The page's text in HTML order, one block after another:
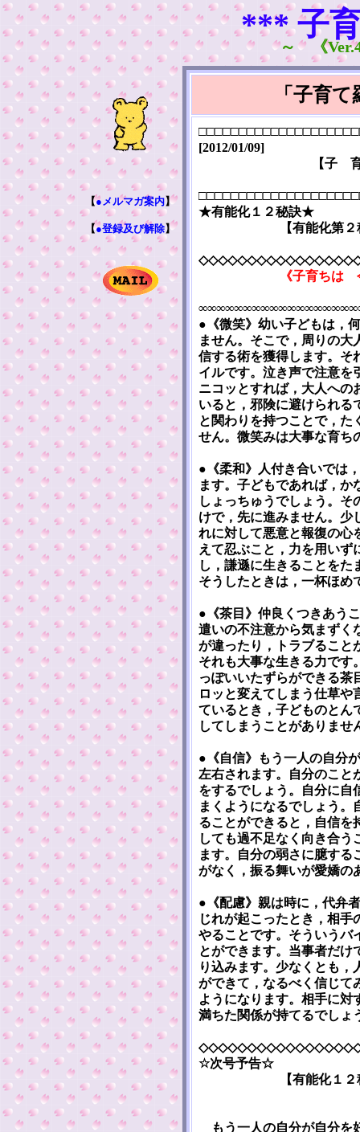
*** 子
～ 《
【●メルマガ案内】
【●登録及び解除】
「子育
[2012/01/09]
【子
★有能化１２秘訣★
【有能化第
《子育ちは
●《微笑》幼い子どもは，
ません。そこで，周りの大
信する術を獲得します。そ
イルです。泣き声で注意を
ニコッとすれば，大人への
いると，邪険に避けられる
と関わりを持つことで，た
せん。微笑みは大事な育ち
●《柔和》人付き合いでは
ます。子どもであれば，か
しょっちゅうでしょう。そ
けで，先に進みません。少
れに対して悪意と報復の心
えて忍ぶこと，力を用いず
し，謙遜に生きることをた
そうしたときは，一杯ほめ
●《茶目》仲良くつきあう
遣いの不注意から気まずく
が違ったり，トラブること
それも大事な生きる力です
っぽいいたずらができる茶
ロッと変えてしまう仕草や
ているとき，子どものとん
してしまうことがありませ
●《自信》もう一人の自分
左右されます。自分のこと
をするでしょう。自分に自
まくようになるでしょう。
ることができると，自信を
しても過不足なく向き合う
ます。自分の弱さに臆する
がなく，振る舞いが愛嬌の
●《配慮》親は時に，代弁
じれが起こったとき，相手
やることです。そういうバ
とができます。当事者だけ
り込みます。少なくとも，
ができて，なるべく信じて
ようになります。相手に対
満ちた関係が持てるでしょ
☆次号予告☆
【有能化１
もう一人の自分が自分を